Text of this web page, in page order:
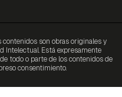
son obras originales y
Intelectual. Está expresamente
todo o parte de los contenidos de
consentimiento.